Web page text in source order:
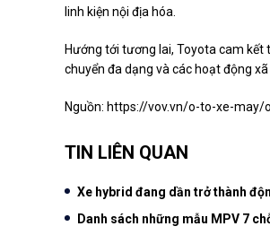
linh kiện nội địa hóa.
Hướng tới tương lai, Toyota cam kết
chuyển đa dạng và các hoạt động xã
Nguồn: https://vov.vn/o-to-xe-may/
TIN LIÊN QUAN
Xe hybrid đang dần trở thành
Danh sách những mẫu MPV 7